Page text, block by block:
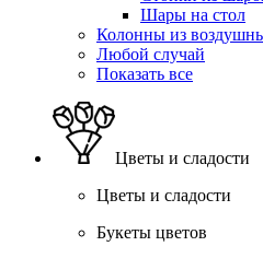
Шары на стол
Колонны из
Любой случай
Показать все
Цветы и сладости
Цветы и сладости
Букеты цветов